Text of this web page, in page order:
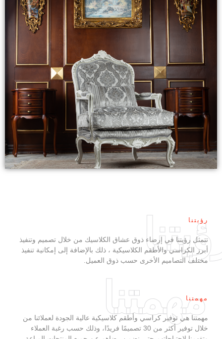
رؤيتنا
تتمثل رؤيتنا في إرضاء ذوق عشاق الكلاسيك من خلال تصميم وتنفيذ
أبرز الكراسي والأطقم الكلاسيكية ، ذلك بالإضافة إلى إمكانية تنفيذ
مختلف التصاميم الأخرى حسب ذوق العميل.
مهمتنامهمتنا
مهمتنا هي توفير كراسي وأطقم كلاسيكية عالية الجودة لعملائنا من
خلال توفير أكثر من 30 تصميمًا فريدًا، وذلك حسب رغبة العملاء